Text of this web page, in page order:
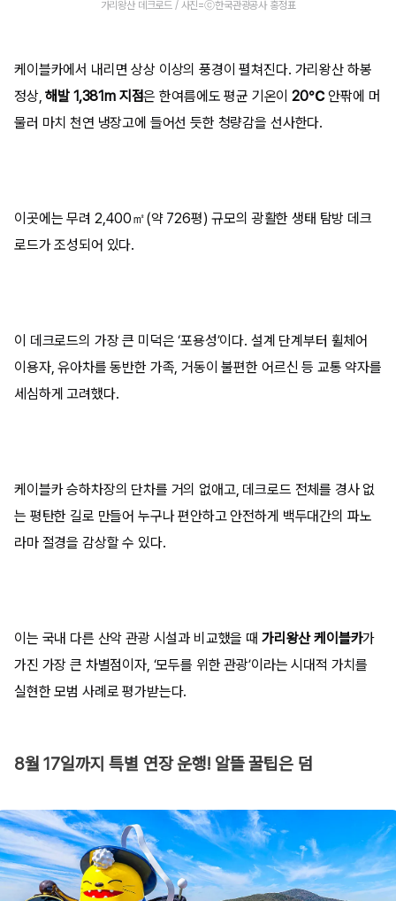
가리왕산 데크로드 / 사진=ⓒ한국관광공사 홍정표
케이블카에서 내리면 상상 이상의 풍경이 펼쳐진다. 가리왕산 하봉
정상,해발 1,381m 지점은 한여름에도 평균 기온이20℃안팎에 머
물러 마치 천연 냉장고에 들어선 듯한 청량감을 선사한다.
이곳에는 무려 2,400㎡(약 726평) 규모의 광활한 생태 탐방 데크
로드가 조성되어 있다.
이 데크로드의 가장 큰 미덕은 ‘포용성’이다. 설계 단계부터 휠체어
이용자, 유아차를 동반한 가족, 거동이 불편한 어르신 등 교통 약자를
세심하게 고려했다.
케이블카 승하차장의 단차를 거의 없애고, 데크로드 전체를 경사 없
는 평탄한 길로 만들어 누구나 편안하고 안전하게 백두대간의 파노
라마 절경을 감상할 수 있다.
이는 국내 다른 산악 관광 시설과 비교했을 때 가리왕산 케이블카가
가진 가장 큰 차별점이자, ‘모두를 위한 관광’이라는 시대적 가치를
실현한 모범 사례로 평가받는다.
8월 17일까지 특별 연장 운행! 알뜰 꿀팁은 덤